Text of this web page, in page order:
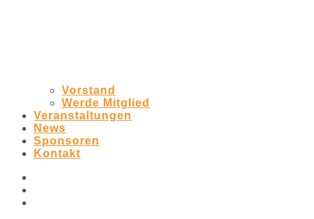
Vorstand
Werde Mitglied
Veranstaltungen
News
Sponsoren
Kontakt